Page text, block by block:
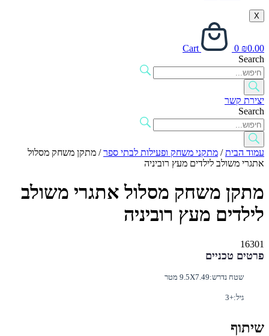
X
₪0.00
0
Cart
Search
יצירת קשר
Search
עמוד הבית/ מתקני משחק ופעילות לבתי ספר/ מתקן משחק מסלול
אתגרי משולב לילדים מעץ רוביניה
מתקן משחק מסלול אתגרי משולב
לילדים מעץ רוביניה
16301
פרטים טכניים
שטח נדרש:9.5X7.49 מטר
גיל:+3
שיתוף